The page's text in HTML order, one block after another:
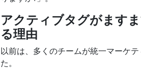
アクティブタグがます
る理由
以前は、多くのチームが統一マーケ
た。